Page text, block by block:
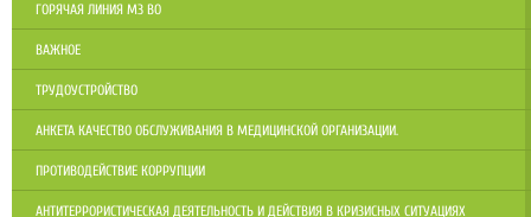
ГОРЯЧАЯ ЛИНИЯ МЗ ВО
ВАЖНОЕ
ТРУДОУСТРОЙСТВО
АНКЕТА КАЧЕСТВО ОБСЛУЖИВАНИЯ В МЕДИЦИНСКОЙ ОРГАНИЗАЦИИ.
ПРОТИВОДЕЙСТВИЕ КОРРУПЦИИ
АНТИТЕРРОРИСТИЧЕСКАЯ ДЕЯТЕЛЬНОСТЬ И ДЕЙСТВИЯ В КРИЗИСНЫХ СИТУАЦИЯХ